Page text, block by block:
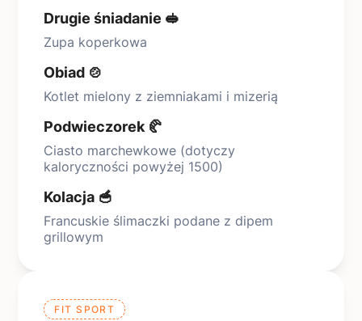
Drugie śniadanie 🥪
Zupa koperkowa
Obiad 🍲
Kotlet mielony z ziemniakami i mizerią
Podwieczorek 🥐
Ciasto marchewkowe (dotyczy
kaloryczności powyżej 1500)
Kolacja 🥣
Francuskie ślimaczki podane z dipem
grillowym
FIT SPORT